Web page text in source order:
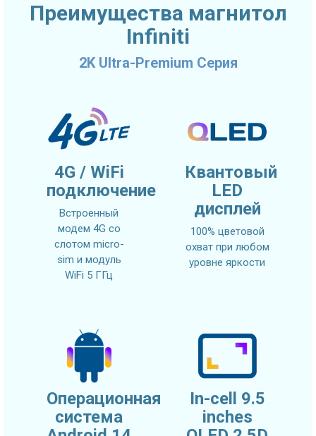
Преимущества магнитол
Infiniti
2K Ultra-Premium Серия
4G / WiFi
подключение
Встроенный
модем 4G со
слотом micro-
sim и модуль
WiFi 5 ГГц
Квантовый
LED
дисплей
100% цветовой
охват при любом
уровне яркости
Операционная
система
In-cell 9.5
inches